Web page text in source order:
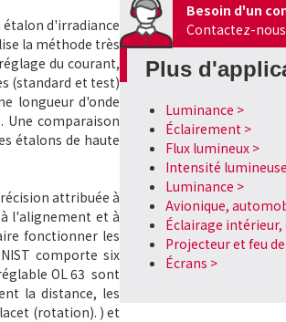
d'irradiance
la méthode très
du courant,
(standard et test)
longueur d'onde
Une comparaison
étalons de haute
attribuée à
l'alignement et à
fonctionner les
comporte six
OL 63 sont
la distance, les
(rotation). ) et
Besoin d'un
Contactez-
Plus
Luminance >
Éclairement >
Flux lumineux >
Intensité
Luminance >
Avionique,
Éclairage intérieur,
Projecteur et feu
Écrans >